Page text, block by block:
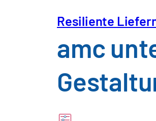
Resiliente
amc
Menschen